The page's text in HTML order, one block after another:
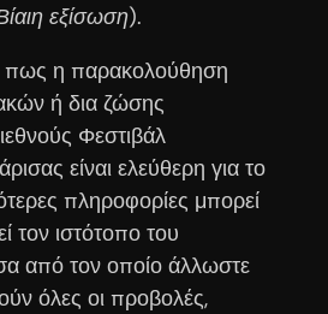
εξίσωση).
πως η παρακολούθηση
ή δια ζώσης
Φεστιβάλ
είναι ελεύθερη για το
πληροφορίες μπορεί
τον ιστότοπο του
από τον οποίο άλλωστε
όλες οι προβολές,